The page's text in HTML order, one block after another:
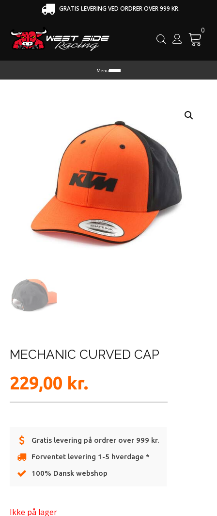
GRATIS LEVERING VED ORDRER OVER 999 KR.
0
Menu
MECHANIC CURVED CAP
229,00 kr.
Gratis levering på ordrer over 999 kr.
Forventet levering 1-5 hverdage *
100% Dansk webshop
Ikke på lager